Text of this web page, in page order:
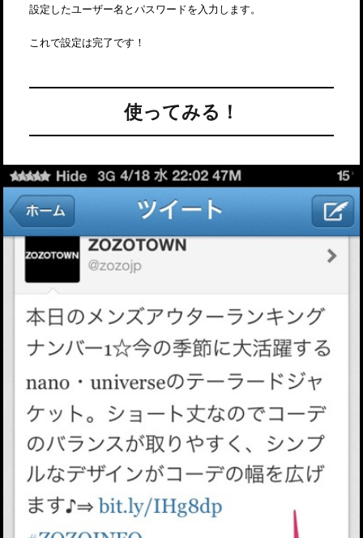
設定したユーザー名とパスワードを入力します。
これで設定は完了です！
使ってみる！